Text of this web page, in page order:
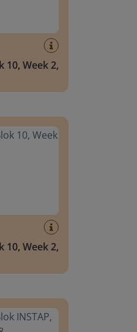
10, Week 2,
10, Week 2,